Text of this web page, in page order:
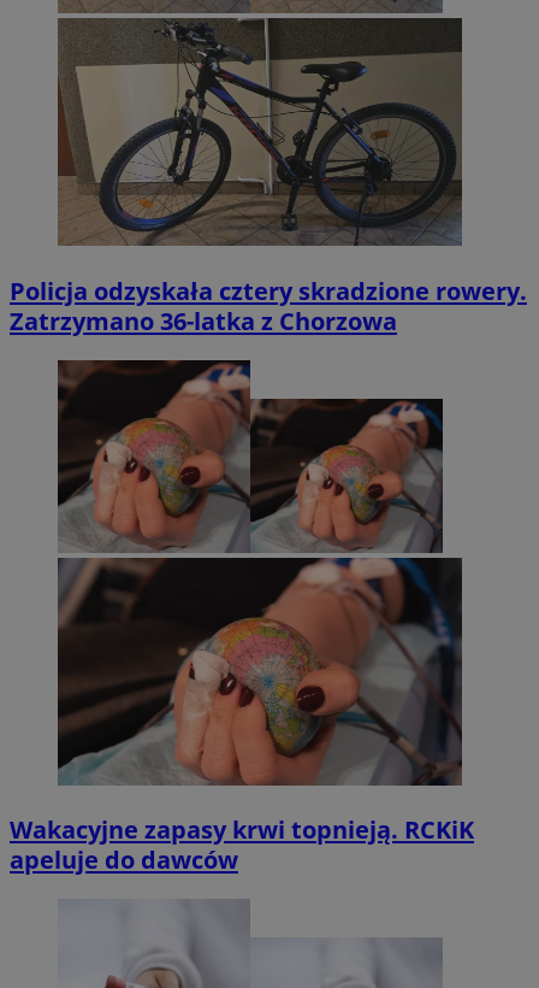
Policja odzyskała cztery skradzione rowery.
Zatrzymano 36-latka z Chorzowa
Wakacyjne zapasy krwi topnieją. RCKiK
apeluje do dawców